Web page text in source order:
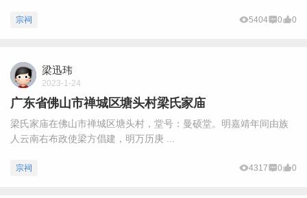
宗祠 5404 0 0
梁迅玮
2023-1-24
广东省佛山市禅城区塘头村梁氏家庙
梁氏家庙在佛山市禅城区塘头村，堂号：曼硕堂。明嘉靖年间由族
人云南右布政使梁方倡建，明万历庚 ...
宗祠 4317 0 0